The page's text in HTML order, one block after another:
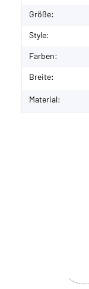
Größe:
Style:
Farben:
Breite:
Material: